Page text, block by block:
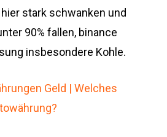
stark schwanken und
90% fallen, binance
insbesondere Kohle.
Geld | Welches